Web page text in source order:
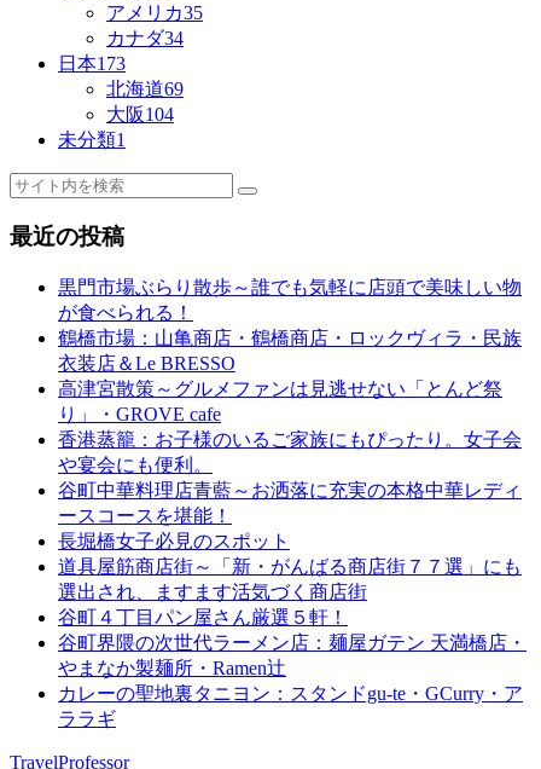
アメリカ35
カナダ34
日本173
北海道69
大阪104
未分類1
最近の投稿
黒門市場ぶらり散歩～誰でも気軽に店頭で美味しい物
が食べられる！
鶴橋市場：山亀商店・鶴橋商店・ロックヴィラ・民族
衣装店＆Le BRESSO
高津宮散策～グルメファンは見逃せない「とんど祭
り」・GROVE cafe
香港蒸籠：お子様のいるご家族にもぴったり。女子会
や宴会にも便利。
谷町中華料理店青藍～お洒落に充実の本格中華レディ
ースコースを堪能！
長堀橋女子必見のスポット
道具屋筋商店街～「新・がんばる商店街７７選」にも
選出され、ますます活気づく商店街
谷町４丁目パン屋さん厳選５軒！
谷町界隈の次世代ラーメン店：麺屋ガテン 天満橋店・
やまなか製麺所・Ramen辻
カレーの聖地裏タニヨン：スタンドgu-te・GCurry・ア
ララギ
TravelProfessor